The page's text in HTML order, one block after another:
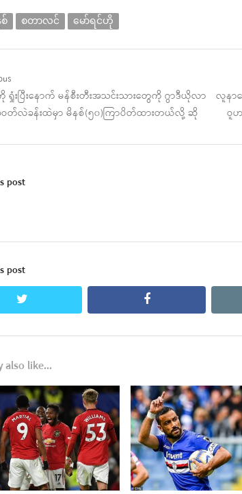
စ် စတာလင် မော်ရင်ဟို
ကို ရှုံးပြီးနောက် မန်စီးတီးအသင်းသားတွေကို ဂွာဒီယိုလာ
တ်လဲခန်းထဲမှာ မိနစ်(၅၀)ကြာပိတ်ထားတယ်လို့ ဆို
Next
post:
လူနာ
ဝူ
post
post
facebook
also like...